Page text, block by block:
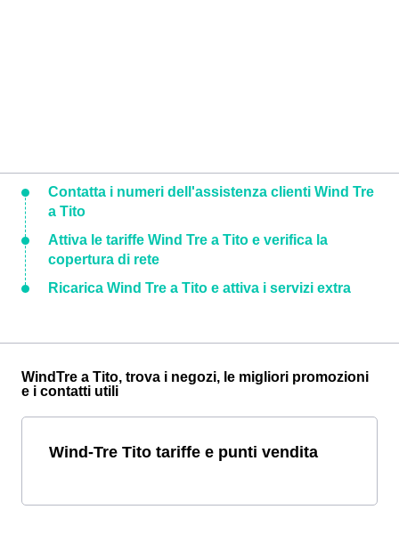
Contatta i numeri dell'assistenza clienti Wind Tre
a Tito
Attiva le tariffe Wind Tre a Tito e verifica la
copertura di rete
Ricarica Wind Tre a Tito e attiva i servizi extra
WindTre a Tito, trova i negozi, le migliori promozioni
e i contatti utili
Wind-Tre Tito tariffe e punti vendita